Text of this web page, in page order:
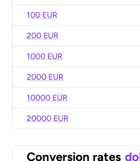
100 EUR
200 EUR
1000 EUR
2000 EUR
10000 EUR
20000 EUR
Conversion rates